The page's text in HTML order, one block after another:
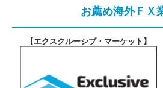
お薦め海外ＦＸ
【エクスクルーシブ・マーケット 】